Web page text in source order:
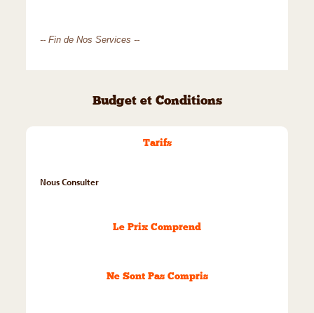
-- Fin de Nos Services --
Budget et Conditions
Tarifs
Nous Consulter
Le Prix Comprend
Ne Sont Pas Compris